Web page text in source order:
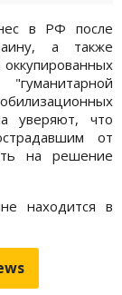
в РФ после
а также
уверяют, что
от
на решение
находится в